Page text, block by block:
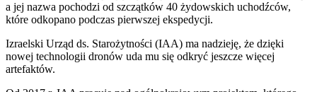
a jej nazwa pochodzi od szczątków 40 żydowskich uchodźców,
które odkopano podczas pierwszej ekspedycji.
Izraelski Urząd ds. Starożytności (IAA) ma nadzieję, że dzięki
nowej technologii dronów uda mu się odkryć jeszcze więcej
artefaktów.